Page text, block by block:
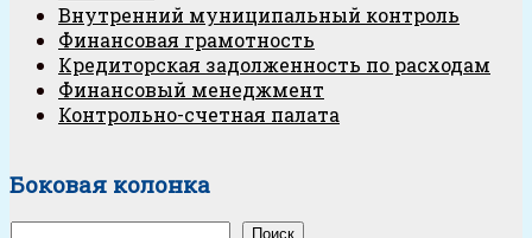
Внутренний муниципальный контроль
Финансовая грамотность
Кредиторская задолженность по расходам
Финансовый менеджмент
Контрольно-счетная палата
Боковая колонка
Поиск